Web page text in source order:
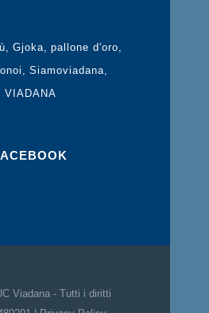
Gjoka pallone d'oro
Siamoviadana
VIADANA
Viadana - Tutti i diritti